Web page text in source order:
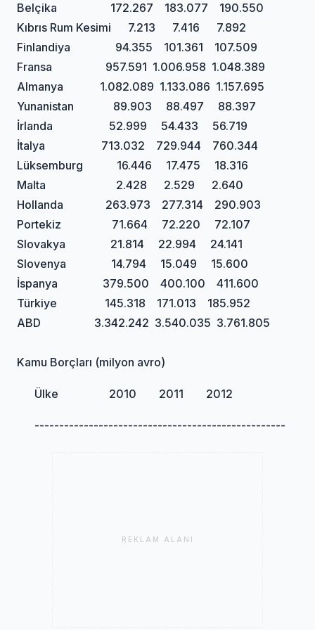
Belçika 172.267 183.077 190.550
Kıbrıs Rum Kesimi 7.213 7.416 7.892
Finlandiya 94.355 101.361 107.509
Fransa 957.591 1.006.958 1.048.389
Almanya 1.082.089 1.133.086 1.157.695
Yunanistan 89.903 88.497 88.397
İrlanda 52.999 54.433 56.719
İtalya 713.032 729.944 760.344
Lüksemburg 16.446 17.475 18.316
Malta 2.428 2.529 2.640
Hollanda 263.973 277.314 290.903
Portekiz 71.664 72.220 72.107
Slovakya 21.814 22.994 24.141
Slovenya 14.794 15.049 15.600
İspanya 379.500 400.100 411.600
Türkiye 145.318 171.013 185.952
ABD 3.342.242 3.540.035 3.761.805
Kamu Borçları (milyon avro)
Ülke 2010 2011 2012
---------------------------------------------------
REKLAM ALANI